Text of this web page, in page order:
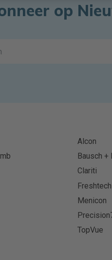
op
Alcon
Bausch +
Clariti
Freshtech
Menicon
TopVue